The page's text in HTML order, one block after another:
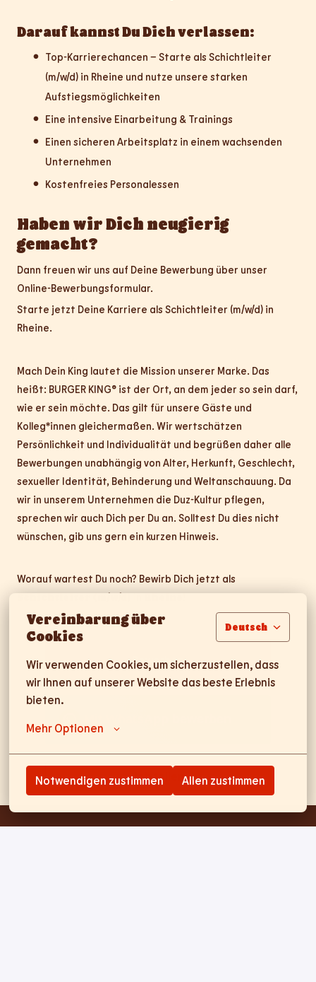
Vereinbarung über
Cookies
Deutsch
Wir verwenden Cookies, um sicherzustellen, dass
wir Ihnen auf unserer Website das beste Erlebnis
bieten.
Mehr Optionen
Notwendigen zustimmen Allen zustimmen
Darauf kannst Du Dich verlassen:
Top-Karrierechancen – Starte als Schichtleiter
(m/w/d) in Rheine und nutze unsere starken
Aufstiegsmöglichkeiten
Eine intensive Einarbeitung & Trainings
Einen sicheren Arbeitsplatz in einem wachsenden
Unternehmen
Kostenfreies Personalessen
Haben wir Dich neugierig
gemacht?
Dann freuen wir uns auf Deine Bewerbung über unser
Online-Bewerbungsformular.
Starte jetzt Deine Karriere als Schichtleiter (m/w/d) in
Rheine.
Mach Dein King lautet die Mission unserer Marke. Das
heißt: BURGER KING® ist der Ort, an dem jeder so sein darf,
wie er sein möchte. Das gilt für unsere Gäste und
Kolleg*innen gleichermaßen. Wir wertschätzen
Persönlichkeit und Individualität und begrüßen daher alle
Bewerbungen unabhängig von Alter, Herkunft, Geschlecht,
sexueller Identität, Behinderung und Weltanschauung. Da
wir in unserem Unternehmen die Duz-Kultur pflegen,
sprechen wir auch Dich per Du an. Solltest Du dies nicht
wünschen, gib uns gern ein kurzen Hinweis.
Worauf wartest Du noch? Bewirb Dich jetzt als
Schichtleiter (m/w/d)inRheine!
Bewerben
Job teilen